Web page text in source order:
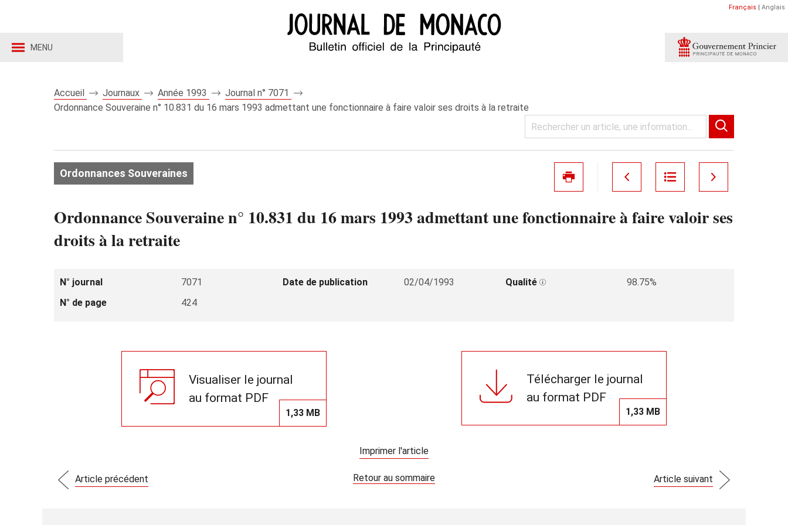
MENU
Français | Anglais
Accueil Journaux Année 1993
Journal n° 7071
Ordonnance Souveraine n° 10.831 du 16 mars 1993 admettant une fonctionnaire à faire valoir ses droits à la retraite
Ordonnances Souveraines
Ordonnance Souveraine n° 10.831 du 16 mars 1993 admettant une fonctionnaire à faire valoir ses
droits à la retraite
N° journal 7071 Date de publication 02/04/1993 Qualité
98.75%
N° de page
424
Visualiser le journal
au format PDF
1,33 MB
Télécharger le journal
au format PDF
1,33 MB
Imprimer l'article
Article précédent Retour au sommaire Article suivant